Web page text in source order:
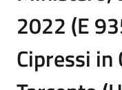
2022 (E
Cipressi in